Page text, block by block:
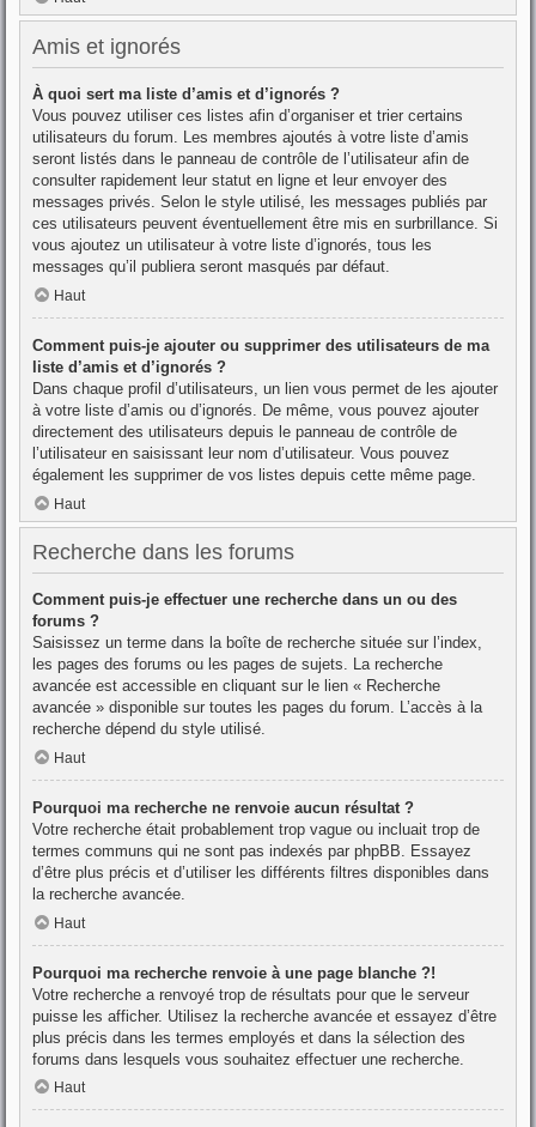
Amis et ignorés
À quoi sert ma liste d’amis et d’ignorés ?
Vous pouvez utiliser ces listes afin d’organiser et trier certains
utilisateurs du forum. Les membres ajoutés à votre liste d’amis
seront listés dans le panneau de contrôle de l’utilisateur afin de
consulter rapidement leur statut en ligne et leur envoyer des
messages privés. Selon le style utilisé, les messages publiés par
ces utilisateurs peuvent éventuellement être mis en surbrillance. Si
vous ajoutez un utilisateur à votre liste d’ignorés, tous les
messages qu’il publiera seront masqués par défaut.
Haut
Comment puis-je ajouter ou supprimer des utilisateurs de ma
liste d’amis et d’ignorés ?
Dans chaque profil d’utilisateurs, un lien vous permet de les ajouter
à votre liste d’amis ou d’ignorés. De même, vous pouvez ajouter
directement des utilisateurs depuis le panneau de contrôle de
l’utilisateur en saisissant leur nom d’utilisateur. Vous pouvez
également les supprimer de vos listes depuis cette même page.
Haut
Recherche dans les forums
Comment puis-je effectuer une recherche dans un ou des
forums ?
Saisissez un terme dans la boîte de recherche située sur l’index,
les pages des forums ou les pages de sujets. La recherche
avancée est accessible en cliquant sur le lien « Recherche
avancée » disponible sur toutes les pages du forum. L’accès à la
recherche dépend du style utilisé.
Haut
Pourquoi ma recherche ne renvoie aucun résultat ?
Votre recherche était probablement trop vague ou incluait trop de
termes communs qui ne sont pas indexés par phpBB. Essayez
d’être plus précis et d’utiliser les différents filtres disponibles dans
la recherche avancée.
Haut
Pourquoi ma recherche renvoie à une page blanche ?!
Votre recherche a renvoyé trop de résultats pour que le serveur
puisse les afficher. Utilisez la recherche avancée et essayez d’être
plus précis dans les termes employés et dans la sélection des
forums dans lesquels vous souhaitez effectuer une recherche.
Haut